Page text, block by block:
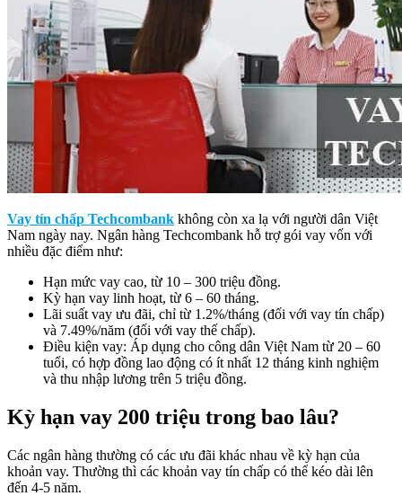
Vay tín chấp Techcombank không còn xa lạ với người dân Việt
Nam ngày nay. Ngân hàng Techcombank hỗ trợ gói vay vốn với
nhiều đặc điểm như:
Hạn mức vay cao, từ 10 – 300 triệu đồng.
Kỳ hạn vay linh hoạt, từ 6 – 60 tháng.
Lãi suất vay ưu đãi, chỉ từ 1.2%/tháng (đối với vay tín chấp)
và 7.49%/năm (đối với vay thế chấp).
Điều kiện vay: Áp dụng cho công dân Việt Nam từ 20 – 60
tuổi, có hợp đồng lao động có ít nhất 12 tháng kinh nghiệm
và thu nhập lương trên 5 triệu đồng.
Kỳ hạn vay 200 triệu trong bao lâu?
Các ngân hàng thường có các ưu đãi khác nhau về kỳ hạn của
khoản vay. Thường thì các khoản vay tín chấp có thể kéo dài lên
đến 4-5 năm.